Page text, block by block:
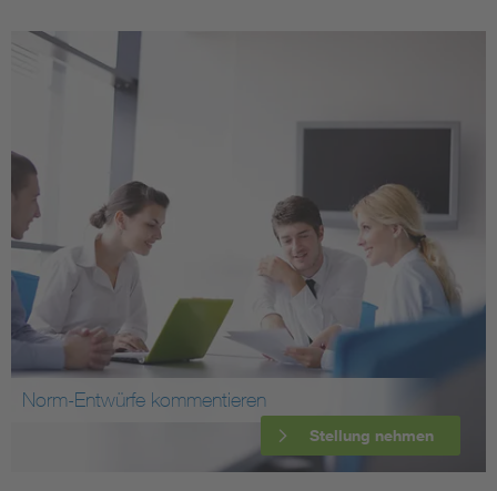
Norm-Entwürfe kommentieren
Stellung nehmen